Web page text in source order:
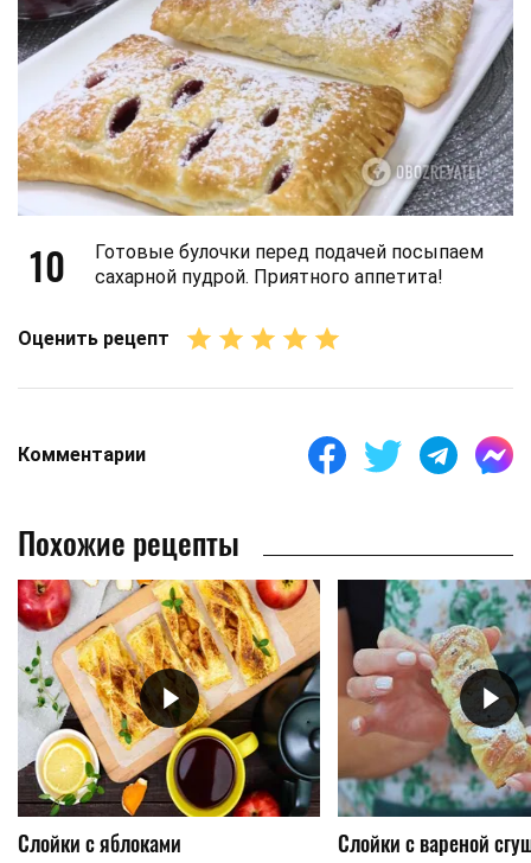
10
Готовые булочки перед подачей посыпаем
сахарной пудрой. Приятного аппетита!
Оценить рецепт
Комментарии
Похожие рецепты
Слойки с яблоками Слойки с вареной